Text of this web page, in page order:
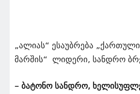
„ალიას“ ესაუბრება „ქართული
მარშის“ ლიდერი, სანდრო
– ბატონო სანდრო,